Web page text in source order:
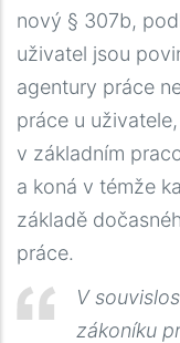
nový § 307b,
uživatel jsou
agentury práce
práce u
v základním
a koná v témže
základě
práce.
V
zákoníku